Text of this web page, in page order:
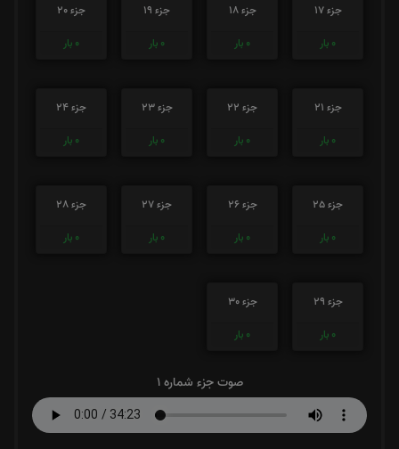
جزء 17
0 بار
جزء 18
0 بار
جزء 19
0 بار
جزء 20
0 بار
جزء 21
0 بار
جزء 22
0 بار
جزء 23
0 بار
جزء 24
0 بار
جزء 25
0 بار
جزء 26
0 بار
جزء 27
0 بار
جزء 28
0 بار
جزء 29
0 بار
جزء 30
0 بار
صوت جزء شماره 1